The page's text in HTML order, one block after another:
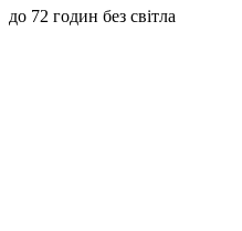
до 72 годин без світла